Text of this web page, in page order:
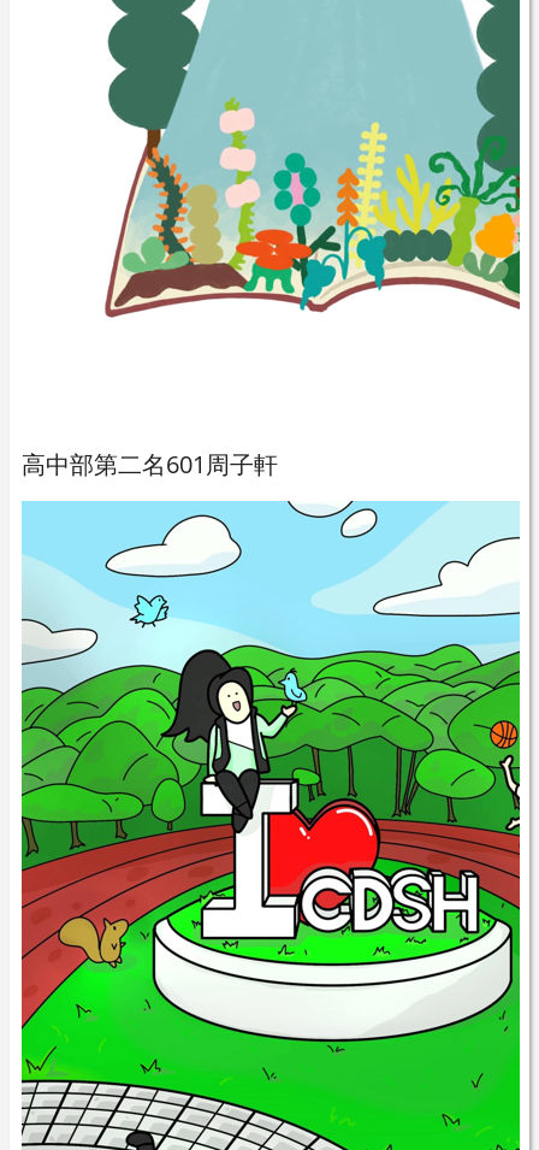
高中部第二名601周子軒